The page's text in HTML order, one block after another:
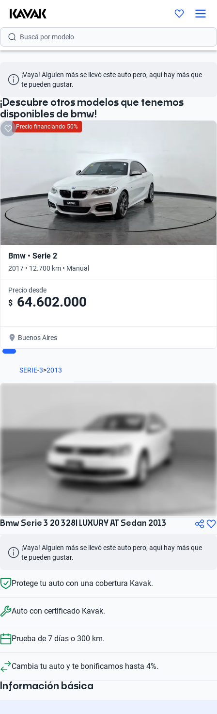
Buscá por marca
Buscá por modelo
Buscá por año
Buscá por marca
Buscá por modelo
¡Vaya! Alguien más se llevó este auto pero, aquí hay más que
te pueden gustar.
¡Descubre otros modelos que tenemos
disponibles de bmw!
Precio financiando 50%
Bmw • Serie 2
2017 • 12.700 km • Manual
Precio desde
$ 64.602.000
Buenos Aires
SERIE-3>2013
Bmw Serie 3 20 328I LUXURY AT Sedan 2013
¡Vaya! Alguien más se llevó este auto pero, aquí hay más que
te pueden gustar.
Protege tu auto con una cobertura Kavak.
Auto con certificado Kavak.
Prueba de 7 días o 300 km.
Cambia tu auto y te bonificamos hasta 4%.
Información básica